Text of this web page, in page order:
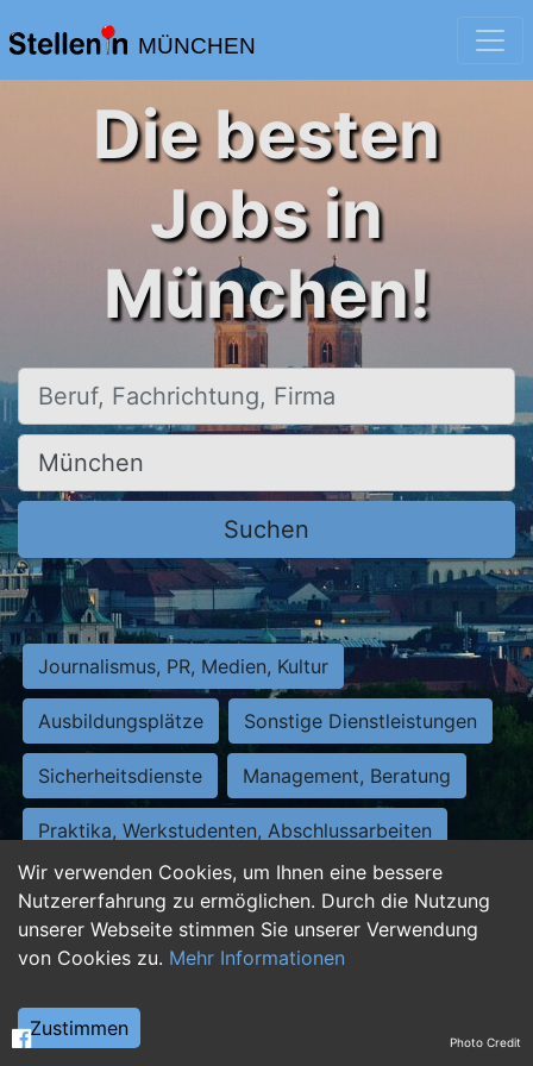
MÜNCHEN
Wir verwenden Cookies, um Ihnen eine bessere
Nutzererfahrung zu ermöglichen. Durch die Nutzung
unserer Webseite stimmen Sie unserer Verwendung
von Cookies zu. Mehr Informationen
Zustimmen
Die besten
Jobs in
München!
Beruf, Fachrichtung, Firma
Ort, Stadt
Suchen
Journalismus, PR, Medien, Kultur
Ausbildungsplätze Sonstige Dienstleistungen
Sicherheitsdienste Management, Beratung
Praktika, Werkstudenten, Abschlussarbeiten
Personalwesen Assistenz, Sekretariat
Hilfskräfte, Aushilfs- und Nebenjobs
Weiterbildung, Studium, duale Ausbildung Photo Credit